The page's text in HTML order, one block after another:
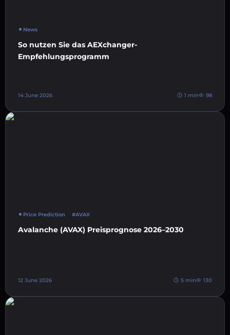
News
So nutzen Sie das AEXchanger-
Empfehlungsprogramm
14 June 2026 1 min 98
Price Prediction #AVAX
Avalanche (AVAX) Preisprognose 2026–2030
12 June 2026 5 min 130